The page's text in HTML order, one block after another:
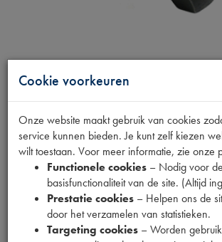
BOUT
M8*16
Productnummer
1028049
Prijs
Cookie voorkeuren
Onze website maakt gebruik van cookies
service kunnen bieden. Je kunt zelf kiezen
wilt toestaan. Voor meer informatie, zie onze
Functionele cookies – Nodig voor de
basisfunctionaliteit van de site. (Altijd
Prestatie cookies – Helpen ons de
door het verzamelen van statistieken.
Targeting cookies – Worden